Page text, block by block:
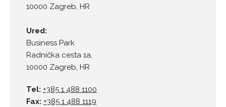
10000 Zagreb, HR
Ured:
Business Park
Radnička cesta 1a,
10000 Zagreb, HR
Tel: +385 1 488 1100
Fax: +385 1 488 1119